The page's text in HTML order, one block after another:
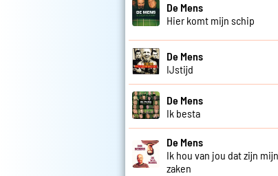
De Mens
Hier komt mijn schip
De Mens
IJstijd
De Mens
Ik besta
De Mens
Ik hou van jou dat zijn mijn
zaken